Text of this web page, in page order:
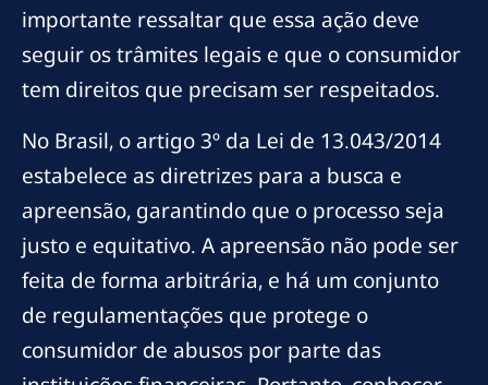
importante ressaltar que essa ação deve
seguir os trâmites legais e que o consumidor
tem direitos que precisam ser respeitados.
No Brasil, o artigo 3º da Lei de 13.043/2014
estabelece as diretrizes para a busca e
apreensão, garantindo que o processo seja
justo e equitativo. A apreensão não pode ser
feita de forma arbitrária, e há um conjunto
de regulamentações que protege o
consumidor de abusos por parte das